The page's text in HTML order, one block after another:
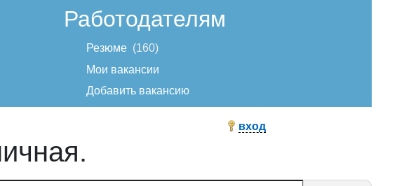
Работодателям
Резюме
160
Мои вакансии
Добавить вакансию
вход